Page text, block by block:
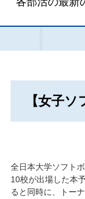
【女子
全日本大学ソフト
10校が出場した本
ると同時に、トー